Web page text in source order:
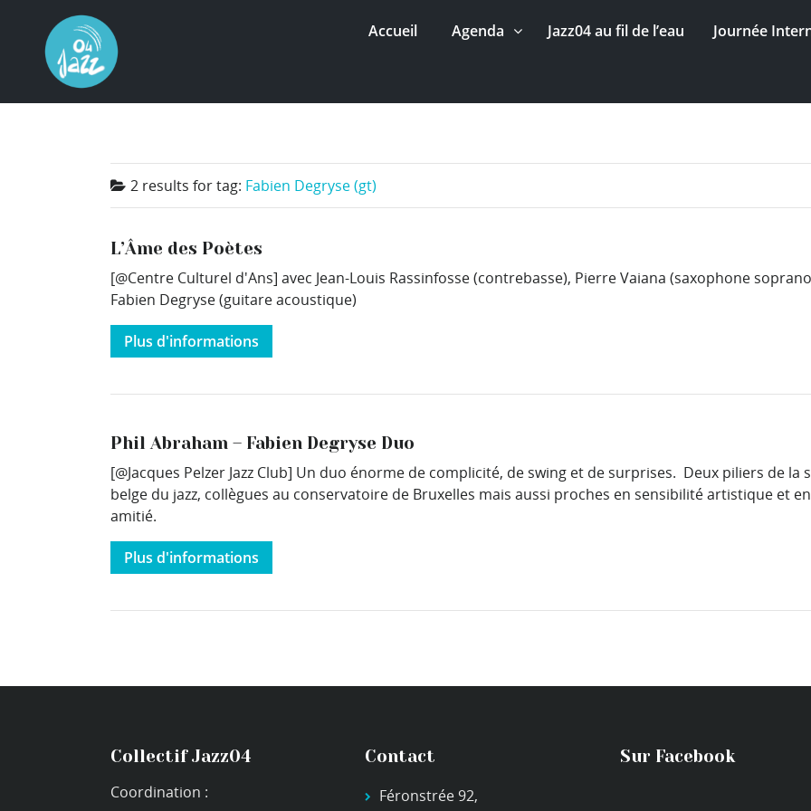
Accueil Agenda Jazz04 au fil de l’eau Journée
2 results fortag: Fabien Degryse (gt)
L’Âme des Poètes
[@Centre Culturel d'Ans] avec Jean-Louis Rassinfosse (contrebasse), Pierre Vaiana (saxophone
Fabien Degryse (guitare acoustique)
Plus d'informations
Phil Abraham – Fabien Degryse Duo
[@Jacques Pelzer Jazz Club] Un duo énorme de complicité, de swing et de surprises. Deux piliers de la
belge du jazz, collègues au conservatoire de Bruxelles mais aussi proches en sensibilité artistique et en
amitié.
Plus d'informations
Collectif Jazz04
Coordination :
Contact
Féronstrée 92,
Sur Facebook